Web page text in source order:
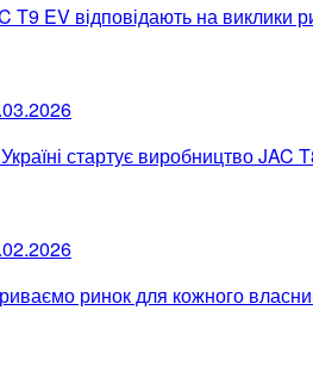
T9 EV відповідають на виклики
стартує виробництво JAC
ринок для кожного